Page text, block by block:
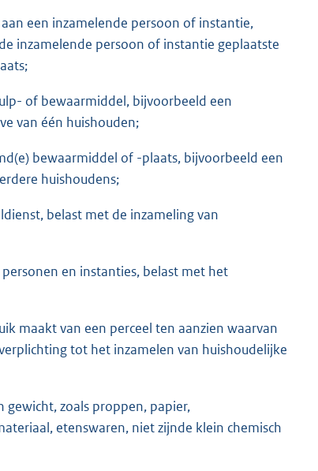
een inzamelende persoon of instantie,
inzamelende persoon of instantie geplaatste
of bewaarmiddel, bijvoorbeeld een
van één huishouden;
bewaarmiddel of -plaats, bijvoorbeeld een
huishoudens;
belast met de inzameling van
en instanties, belast met het
maakt van een perceel ten aanzien waarvan
tot het inzamelen van huishoudelijke
zoals proppen, papier,
etenswaren, niet zijnde klein chemisch